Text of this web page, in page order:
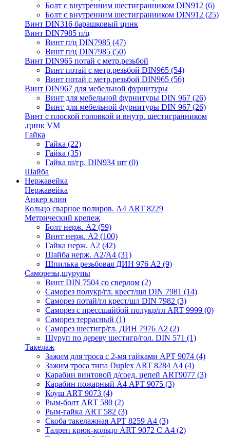
Болт с внутренним шестигранником DIN912 (6)
Болт с внутренним шестигранником DIN912 (25)
Винт DIN316 барашковый цинк
Винт DIN7985 п/ц
Винт п/ц DIN7985 (47)
Винт п/ц DIN7985 (50)
Винт DIN965 потай с метр.резьбой
Винт потай с метр.резьбой DIN965 (54)
Винт потай с метр.резьбой DIN965 (56)
Винт DIN967 для мебельной фурнитуры
Винт для мебельной фурнитуры DIN 967 (26)
Винт для мебельной фурнитуры DIN 967 (26)
Винт с плоской головкой и внутр. шестигранником
,цинк VM
Гайка
Гайка (22)
Гайка (35)
Гайка ш/гр. DIN934 шт (0)
Шайба
Нержавейка
Нержавейка
Анкер клин
Кольцо сварное полиров. А4 ART 8229
Метрический крепеж
Болт нерж. А2 (59)
Винт нерж. А2 (100)
Гайка нерж. А2 (42)
Шайба нерж. А2/А4 (31)
Шпилька резьбовая ДИН 976 А2 (9)
Саморезы,шурупы
Винт DIN 7504 со сверлом (2)
Саморез полукр/гл. крест/шл DIN 7981 (14)
Саморез потай/гл крест/шл DIN 7982 (3)
Саморез с прессшайбой полукр/гл ART 9999 (0)
Саморез террасный (1)
Саморез шестигр/гл. ДИН 7976 А2 (2)
Шуруп по дереву шестигр/гол. DIN 571 (1)
Такелаж
Зажим для троса с 2-мя гайками АРТ 9074 (4)
Зажим троса типа Duplex ART 8284 А4 (4)
Карабин винтовой д/соед. цепей ART9077 (3)
Карабин пожарный А4 АРТ 9075 (3)
Коуш ART 9073 (4)
Рым-болт АRТ 580 (2)
Рым-гайка АRТ 582 (3)
Скоба такелажная АРТ 8259 А4 (3)
Талреп крюк-кольцо ART 9072 С A4 (2)